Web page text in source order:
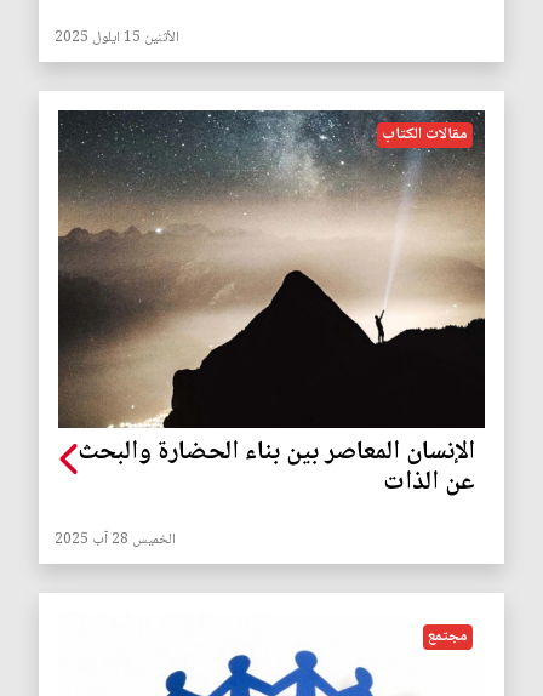
الأثنين 15 ايلول 2025
مقالات الكتاب
الإنسان المعاصر بين بناء الحضارة والبحث
عن الذات
الخميس 28 آب 2025
مجتمع